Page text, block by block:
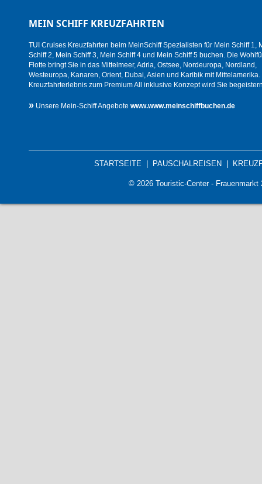
MEIN SCHIFF KREUZFAHRTEN
TUI Cruises Kreuzfahrten beim MeinSchiff Spezialisten für Mein Schiff 1,
Schiff 2, Mein Schiff 3, Mein Schiff 4 und Mein Schiff 5 buchen. Die
Flotte bringt Sie in das Mittelmeer, Adria, Ostsee, Nordeuropa, Nordland,
Westeuropa, Kanaren, Orient, Dubai, Asien und Karibik mit Mittelamerika.
Kreuzfahrterlebnis zum Premium All inklusive Konzept wird Sie
» Unsere Mein-Schiff Angebote www.www.meinschiffbuchen.de
STARTSEITE| PAUSCHALREISEN
© 2026 Touristic-Center -